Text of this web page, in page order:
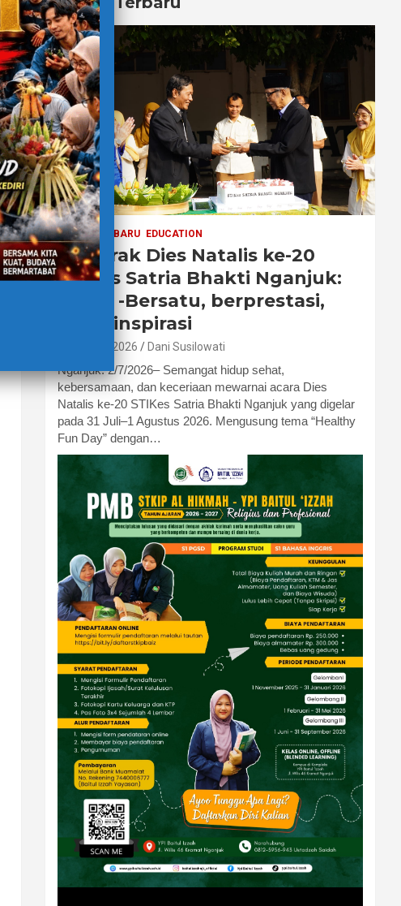
BERITA TERBARU EDUCATION
Semarak Dies Natalis ke-20
STIKes Satria Bhakti Nganjuk:
Sehat -Bersatu, berprestasi,
menginspirasi
2 Agustus 2026 Dani Susilowati
Nganjuk. 2/7/2026– Semangat hidup sehat,
kebersamaan, dan keceriaan mewarnai acara Dies
Natalis ke-20 STIKes Satria Bhakti Nganjuk yang digelar
pada 31 Juli–1 Agustus 2026. Mengusung tema “Healthy
Fun Day” dengan…